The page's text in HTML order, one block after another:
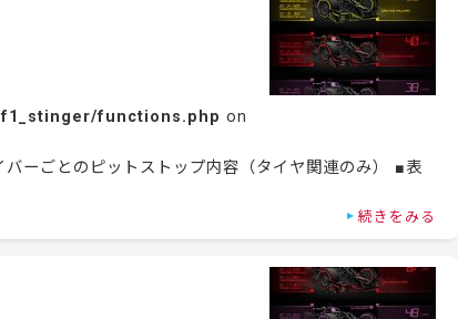
functions.php on
ーごとのピットストップ内容（タイヤ関連のみ） ■表
続きをみる